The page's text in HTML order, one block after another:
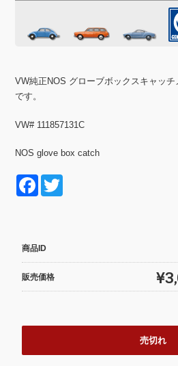
VW純正NOS グローブボックスキャッ
です。
VW# 111857131C
NOS glove box catch
F
e
b
o
商品ID
販売価格
売切れ